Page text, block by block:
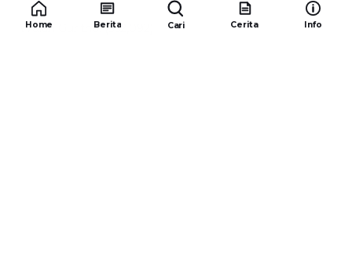
10 Film Indonesia Tayang November 2024, Ada Film
Wulan Guritno! (352,092)
Home Berita Cari Cerita Info